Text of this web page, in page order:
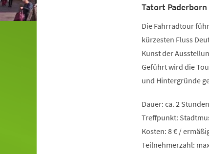
Tatort Paderborn
Die Fahrradtour
kürzesten Fluss
Kunst der
Geführt wird die
und Hintergründe
Dauer: ca. 2 Stunden
Treffpunkt:
Kosten: 8 € /
Teilnehmerzahl: